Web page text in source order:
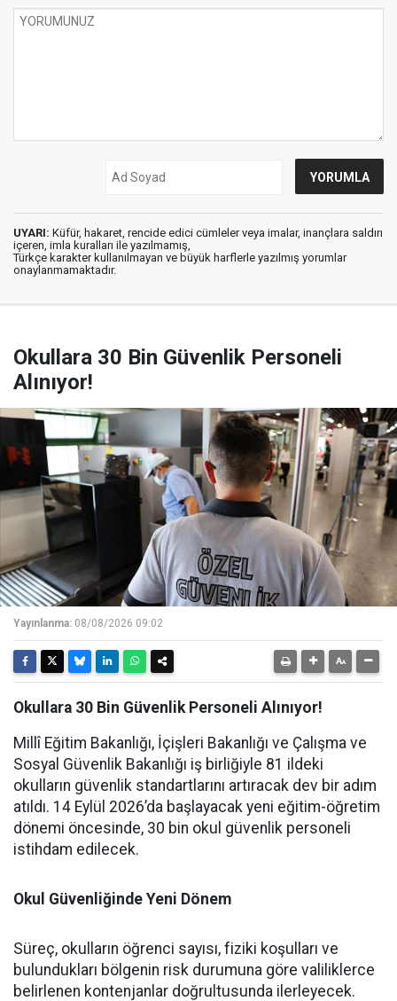
UYARI: Küfür, hakaret, rencide edici cümleler veya imalar, inançlara saldırı
içeren, imla kuralları ile yazılmamış,
Türkçe karakter kullanılmayan ve büyük harflerle yazılmış yorumlar
onaylanmamaktadır.
Okullara 30 Bin Güvenlik Personeli
Alınıyor!
Yayınlanma: 08/08/2026 09:02
Okullara 30 Bin Güvenlik Personeli Alınıyor!
Millî Eğitim Bakanlığı, İçişleri Bakanlığı ve Çalışma ve
Sosyal Güvenlik Bakanlığı iş birliğiyle 81 ildeki
okulların güvenlik standartlarını artıracak dev bir adım
atıldı. 14 Eylül 2026’da başlayacak yeni eğitim-öğretim
dönemi öncesinde, 30 bin okul güvenlik personeli
istihdam edilecek.
Okul Güvenliğinde Yeni Dönem
Süreç, okulların öğrenci sayısı, fiziki koşulları ve
bulundukları bölgenin risk durumuna göre valiliklerce
belirlenen kontenjanlar doğrultusunda ilerleyecek.